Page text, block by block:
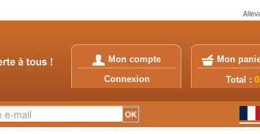
Mon compte
Connexion
Mon
Total :